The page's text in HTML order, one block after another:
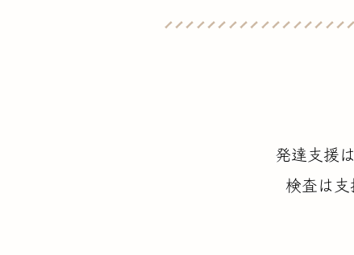
発達支援
検査は支